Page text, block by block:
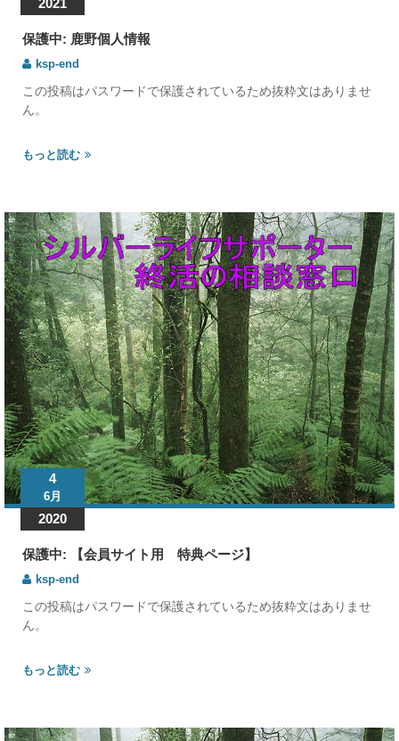
2021
保護中: 鹿野個人情報
ksp-end
この投稿はパスワードで保護されているため抜粋文はありませ
ん。
もっと読む
4
6月
2020
保護中: 【会員サイト用 特典ページ】
ksp-end
この投稿はパスワードで保護されているため抜粋文はありませ
ん。
もっと読む